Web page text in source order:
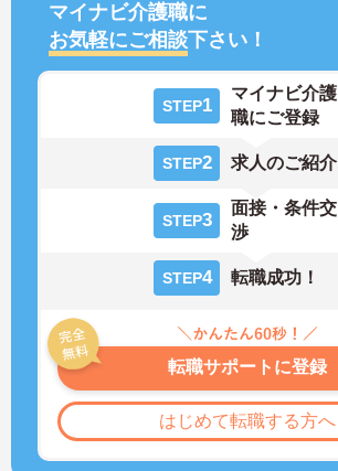
マイナビ介護職に
お気軽にご相談下さい！
STEP1
マイナビ介護
職にご登録
STEP2 求人のご紹介
STEP3
面接・条件交
渉
STEP4 転職成功！
転職サポートに登録
はじめて転職する方へ